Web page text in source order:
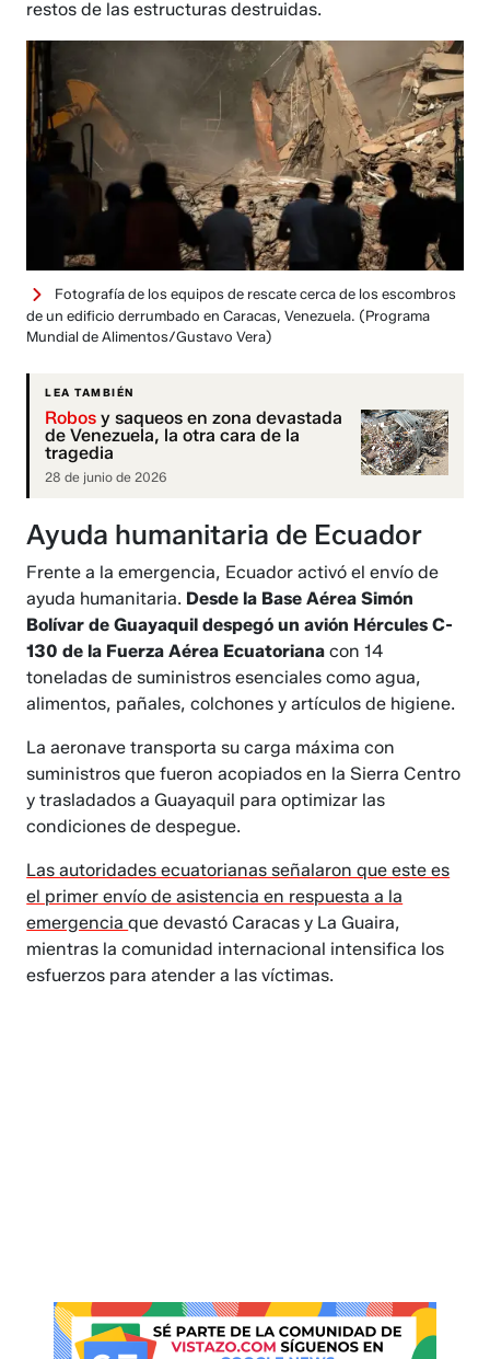
restos de las estructuras destruidas.
Fotografía de los equipos de rescate cerca de los escombros
de un edificio derrumbado en Caracas, Venezuela. (Programa
Mundial de Alimentos/Gustavo Vera)
LEA TAMBIÉN
Robos y saqueos en zona devastada
de Venezuela, la otra cara de la
tragedia
28 de junio de 2026
Ayuda humanitaria de Ecuador
Frente a la emergencia, Ecuador activó el envío de
ayuda humanitaria. Desde la Base Aérea Simón
Bolívar de Guayaquil despegó un avión Hércules C-
130 de la Fuerza Aérea Ecuatoriana con 14
toneladas de suministros esenciales como agua,
alimentos, pañales, colchones y artículos de higiene.
La aeronave transporta su carga máxima con
suministros que fueron acopiados en la Sierra Centro
y trasladados a Guayaquil para optimizar las
condiciones de despegue.
Las autoridades ecuatorianas señalaron que este es
el primer envío de asistencia en respuesta a la
emergenciaque devastó Caracas y La Guaira,
mientras la comunidad internacional intensifica los
esfuerzos para atender a las víctimas.